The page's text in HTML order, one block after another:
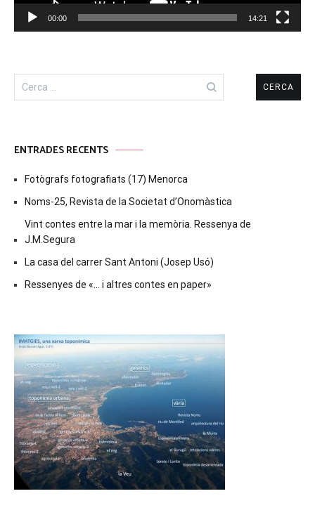
00:00 14:21
ENTRADES RECENTS
Fotògrafs fotografiats (17) Menorca
Noms-25, Revista de la Societat d’Onomàstica
Vint contes entre la mar i la memòria. Ressenya de
J.M.Segura
La casa del carrer Sant Antoni (Josep Usó)
Ressenyes de «… i altres contes en paper»